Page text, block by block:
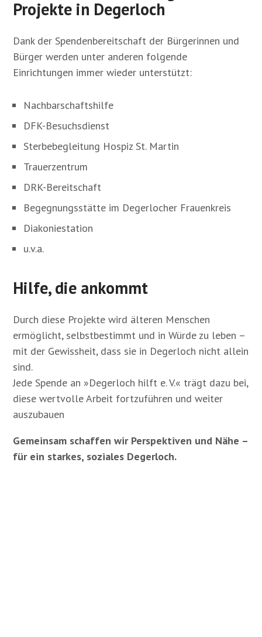
Projekte in Degerloch
Dank der Spendenbereitschaft der Bürgerinnen und
Bürger werden unter anderen folgende
Einrichtungen immer wieder unterstützt:
Nachbarschaftshilfe
DFK-Besuchsdienst
Sterbebegleitung Hospiz St. Martin
Trauerzentrum
DRK-Bereitschaft
Begegnungsstätte im Degerlocher Frauenkreis
Diakoniestation
u.v.a.
Hilfe, die ankommt
Durch diese Projekte wird älteren Menschen
ermöglicht, selbstbestimmt und in Würde zu leben –
mit der Gewissheit, dass sie in Degerloch nicht allein
sind.
Jede Spende an »Degerloch hilft e. V.« trägt dazu bei,
diese wertvolle Arbeit fortzuführen und weiter
auszubauen
Gemeinsam schaffen wir Perspektiven und Nähe –
für ein starkes, soziales Degerloch.